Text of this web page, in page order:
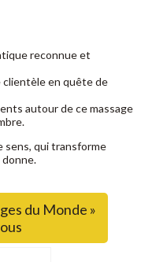
reconnue et
en quête de
autour de ce massage
sens, qui transforme
du Monde »